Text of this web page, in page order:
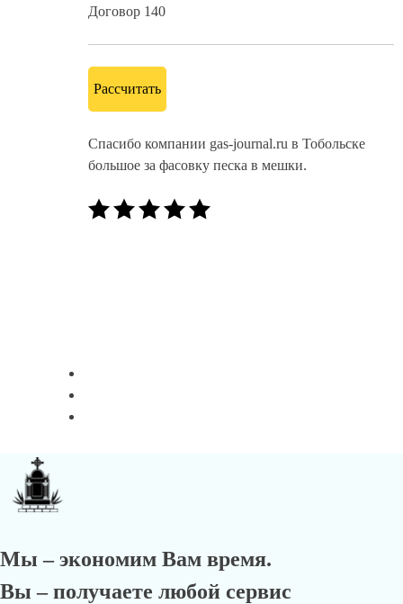
Договор 140
Рассчитать
Спасибо компании gas-journal.ru в Тобольске
большое за фасовку песка в мешки.
Мы – экономим Вам время.
Вы – получаете любой сервис